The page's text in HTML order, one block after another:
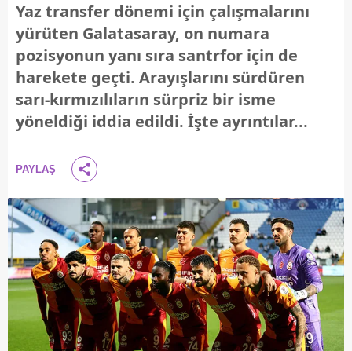
Yaz transfer dönemi için çalışmalarını
yürüten Galatasaray, on numara
pozisyonun yanı sıra santrfor için de
harekete geçti. Arayışlarını sürdüren
sarı-kırmızılıların sürpriz bir isme
yöneldiği iddia edildi. İşte ayrıntılar...
PAYLAŞ